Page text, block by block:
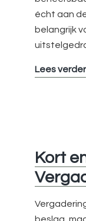
écht aan
belangrijk
Lees verder
Kort